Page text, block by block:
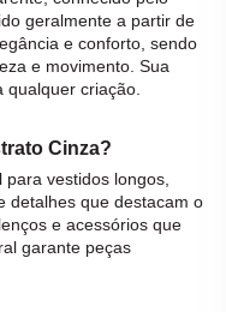
geralmente a partir de
e conforto, sendo
e movimento. Sua
qualquer criação.
Cinza?
para vestidos longos,
detalhes que destacam o
e acessórios que
garante peças